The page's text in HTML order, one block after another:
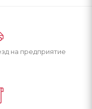
на предприятие